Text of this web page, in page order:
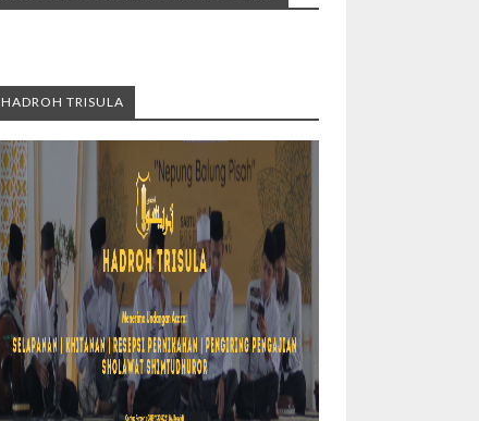
HADROH TRISULA